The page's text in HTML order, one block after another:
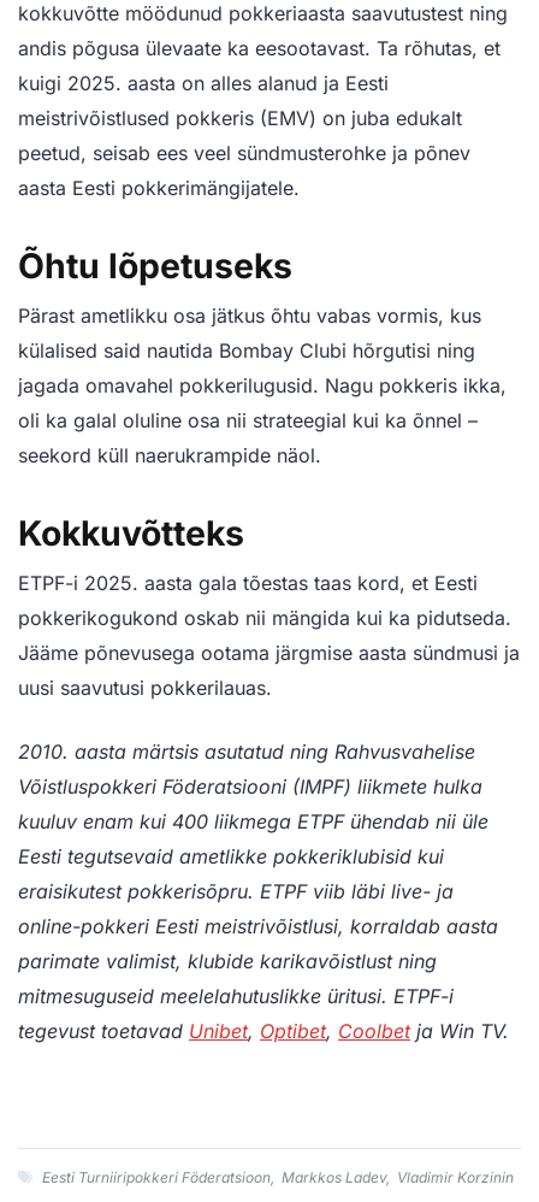
kokkuvõtte möödunud pokkeriaasta saavutustest ning
andis põgusa ülevaate ka eesootavast. Ta rõhutas, et
kuigi 2025. aasta on alles alanud ja Eesti
meistrivõistlused pokkeris (EMV) on juba edukalt
peetud, seisab ees veel sündmusterohke ja põnev
aasta Eesti pokkerimängijatele.
Õhtu lõpetuseks
Pärast ametlikku osa jätkus õhtu vabas vormis, kus
külalised said nautida Bombay Clubi hõrgutisi ning
jagada omavahel pokkerilugusid. Nagu pokkeris ikka,
oli ka galal oluline osa nii strateegial kui ka õnnel –
seekord küll naerukrampide näol.
Kokkuvõtteks
ETPF-i 2025. aasta gala tõestas taas kord, et Eesti
pokkerikogukond oskab nii mängida kui ka pidutseda.
Jääme põnevusega ootama järgmise aasta sündmusi ja
uusi saavutusi pokkerilauas.
2010. aasta märtsis asutatud ning Rahvusvahelise
Võistluspokkeri Föderatsiooni (IMPF) liikmete hulka
kuuluv enam kui 400 liikmega ETPF ühendab nii üle
Eesti tegutsevaid ametlikke pokkeriklubisid kui
eraisikutest pokkerisõpru. ETPF viib läbi live- ja
online-pokkeri Eesti meistrivõistlusi, korraldab aasta
parimate valimist, klubide karikavõistlust ning
mitmesuguseid meelelahutuslikke üritusi. ETPF-i
tegevust toetavad Unibet, Optibet, Coolbetja Win TV.
Eesti Turniiripokkeri Föderatsioon Markkos Ladev, Vladimir Korzinin